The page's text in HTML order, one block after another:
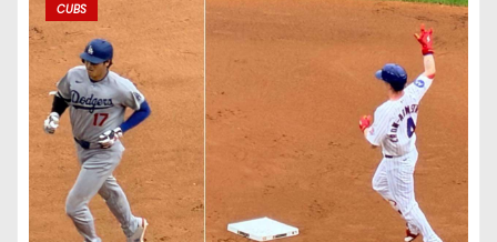
CUBS